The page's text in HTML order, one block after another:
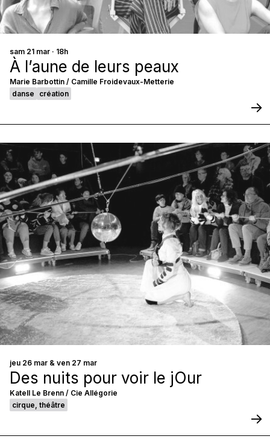
À l’aune de leurs peaux
sam 21 mar · 18h
Marie Barbottin / Camille Froidevaux-Metterie
danse
création
Des nuits pour voir le jOur
jeu 26 mar & ven 27 mar
Katell Le Brenn / Cie Allégorie
cirque, théâtre